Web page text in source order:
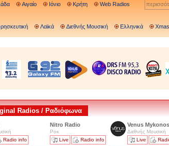
Αιγαίο Ιόνιο Κρήτη Web Radios
Λαϊκά Διεθνής Μουσική Ελληνικά Xmas
Radios / Ραδιόφωνα
Radio info
Nitro Radio
Ροκ
Live
Radio info
Venus Mykonos
Διεθνής Μουσική
Live